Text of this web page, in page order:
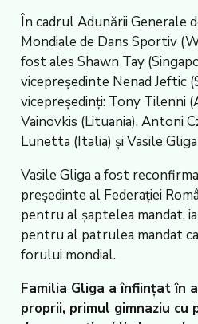
În cadrul Adunării Generale
Mondiale de Dans Sportiv
fost ales Shawn Tay
vicepreședinte Nenad Jeftic
vicepreședinți: Tony Tilenni
Vainovkis (Lituania), Antoni
Lunetta (Italia) și Vasile Gliga
Vasile Gliga a fost
președinte al Federației
pentru al șaptelea mandat,
pentru al patrulea mandat
forului mondial.
Familia Gliga a înființat în
proprii, primul gimnaziu